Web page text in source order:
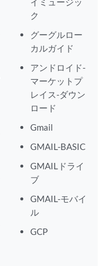
ク
グーグルロー
カルガイド
アンドロイド-
マーケットプ
レイス-ダウン
ロード
Gmail
GMAIL-BASIC
GMAILドライ
ブ
GMAIL-モバイ
ル
GCP